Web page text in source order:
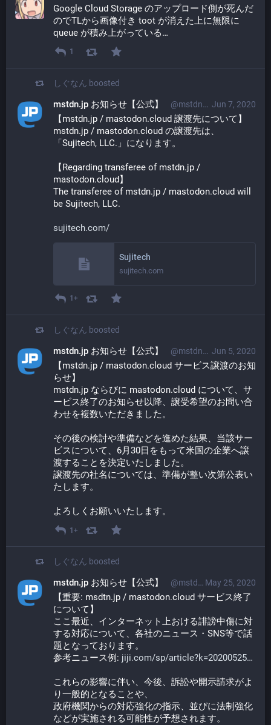
Google Cloud Storage のアップロード側が死んだ
のでTLから画像付き toot が消えた上に無限に
queue が積み上がっている…
1
しぐなん boosted
Jun 7, 2020
mstdn.jp お知らせ【公式】 @mstdn_jp@mstdn.jp
【mstdn.jp / mastodon.cloud 譲渡先について】
mstdn.jp / mastodon.cloud の譲渡先は、
「Sujitech, LLC.」になります。
【Regarding transferee of mstdn.jp /
mastodon.cloud】
The transferee of mstdn.jp / mastodon.cloud will
be Sujitech, LLC.
sujitech.com/
Sujitech
sujitech.com
1+
しぐなん boosted
Jun 5, 2020
mstdn.jp お知らせ【公式】 @mstdn_jp@mstdn.jp
【mstdn.jp / mastodon.cloud サービス譲渡のお知
らせ】
mstdn.jp ならびに mastodon.cloud について、サ
ービス終了のお知らせ以降、譲受希望のお問い合
わせを複数いただきました。
その後の検討や準備などを進めた結果、当該サー
ビスについて、6月30日をもって米国の企業へ譲
渡することを決定いたしました。
譲渡先の社名については、準備が整い次第公表い
たします。
よろしくお願いいたします。
1+
しぐなん boosted
May 25, 2020
mstdn.jp お知らせ【公式】 @mstdn_jp@mstdn.jp
【重要: msdtn.jp / mastodon.cloud サービス終了
について】
ここ最近、インターネット上おける誹謗中傷に対
する対応について、各社のニュース・SNS等で話
題となっております。
参考ニュース例: jiji.com/sp/article?k=20200525
これらの影響に伴い、今後、訴訟や開示請求がよ
り一般的となることや、
政府機関からの対応強化の指示、並びに法制強化
などが実施される可能性が予想されます。